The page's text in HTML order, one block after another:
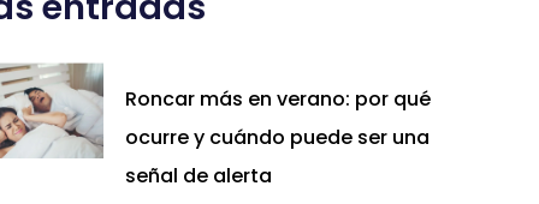
Roncar más en verano: por qué
ocurre y cuándo puede ser una
señal de alerta